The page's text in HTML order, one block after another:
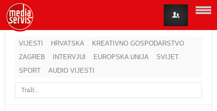
VIJESTI HRVATSKA
KREATIVNO GOSPODARSTVO
ZAGREB
INTERVJUI EUROPSKA UNIJA
SVIJET
SPORT
AUDIO VIJESTI
Korisničko ime
Lozinka